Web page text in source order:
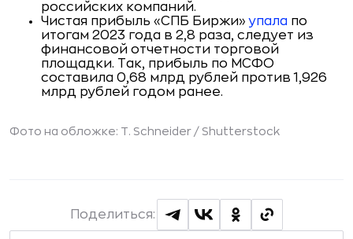
российских компаний.
Чистая прибыль «СПБ Биржи»упала по
итогам 2023 года в 2,8 раза, следует из
финансовой отчетности торговой
площадки. Так, прибыль по МСФО
составила 0,68 млрд рублей против 1,926
млрд рублей годом ранее.
Фото на обложке: T. Schneider / Shutterstock
Поделиться: